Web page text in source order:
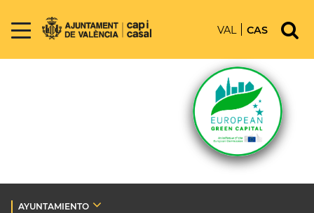
VAL CAS
AYUNTAMIENTO